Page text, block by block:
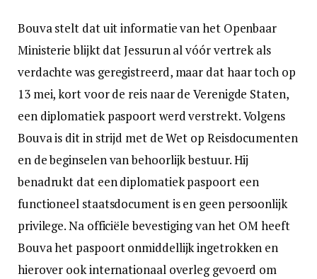
Bouva stelt dat uit informatie van het Openbaar
Ministerie blijkt dat Jessurun al vóór vertrek als
verdachte was geregistreerd, maar dat haar toch op
13 mei, kort voor de reis naar de Verenigde Staten,
een diplomatiek paspoort werd verstrekt. Volgens
Bouva is dit in strijd met de Wet op Reisdocumenten
en de beginselen van behoorlijk bestuur. Hij
benadrukt dat een diplomatiek paspoort een
functioneel staatsdocument is en geen persoonlijk
privilege. Na officiële bevestiging van het OM heeft
Bouva het paspoort onmiddellijk ingetrokken en
hierover ook internationaal overleg gevoerd om